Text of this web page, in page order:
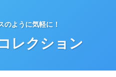
のように気軽に！
レクション